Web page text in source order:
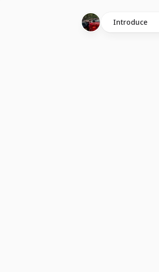
Introduce